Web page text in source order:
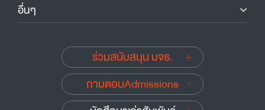
อื่นๆ
ร่วมสนับสนุน มจธ.
ถามตอบAdmissions